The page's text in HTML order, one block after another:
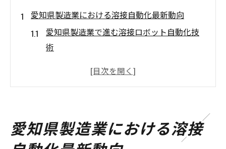
愛知県製造業における溶接自動化最新動向
愛知県製造業で進む溶接ロボット自動化技
術
溶接自動化が現場効率化に与える影響とは
製造現場の溶接工程自動化成功の秘訣
愛知県製造業における溶接